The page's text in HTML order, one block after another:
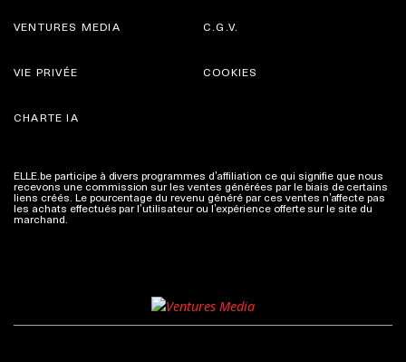
VENTURES MEDIA C.G.V.
VIE PRIVÉE
CHARTE IA
COOKIES
ELLE.be participe à divers programmes d’affiliation ce qui signifie que nous
recevons une commission sur les ventes générées par le biais de certains
liens créés. Le pourcentage du revenu généré par ces ventes n’affecte pas
les achats effectués par l’utilisateur ou l’expérience offerte sur le site du
marchand. Plus d'infos